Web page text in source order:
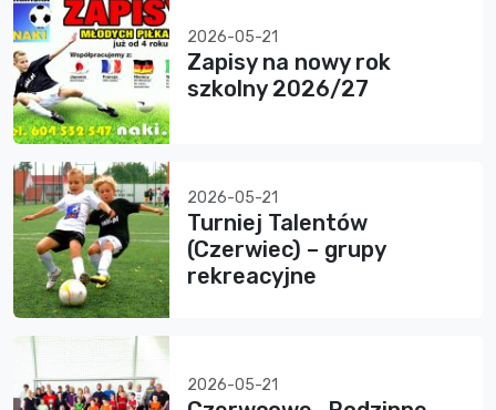
2026-05-21
Zapisy na nowy rok
szkolny 2026/27
2026-05-21
Turniej Talentów
(Czerwiec) – grupy
rekreacyjne
2026-05-21